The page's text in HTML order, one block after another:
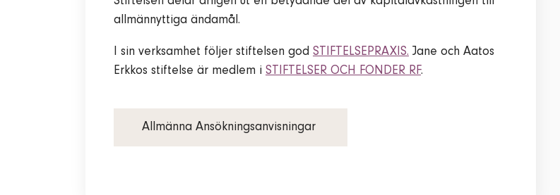
allmännyttiga ändamål.
I sin verksamhet följer stiftelsen god STIFTELSEPRAXIS. Jane och Aatos
Erkkos stiftelse är medlem i STIFTELSER OCH FONDER RF.
Allmänna Ansökningsanvisningar